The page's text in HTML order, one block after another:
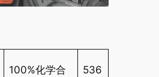
100%化学合
536